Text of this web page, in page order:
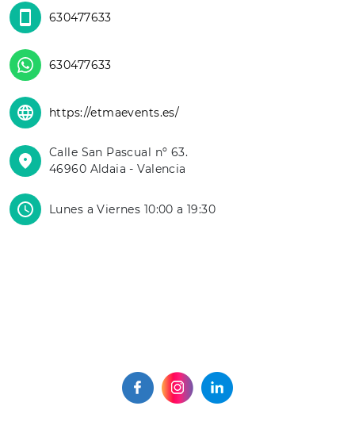
630477633
630477633
https://etmaevents.es/
Calle San Pascual nº 63.
46960 Aldaia - Valencia
Lunes a Viernes 10:00 a 19:30